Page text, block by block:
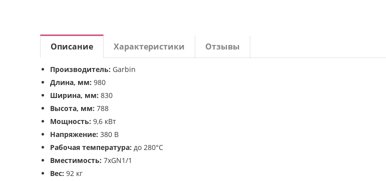
Описание Характеристики Отзывы
Производитель: Garbin
Длина, мм: 980
Ширина, мм: 830
Высота, мм: 788
Мощность: 9,6 кВт
Напряжение: 380 В
Рабочая температура: до 280°С
Вместимость: 7хGN1/1
Вес: 92 кг